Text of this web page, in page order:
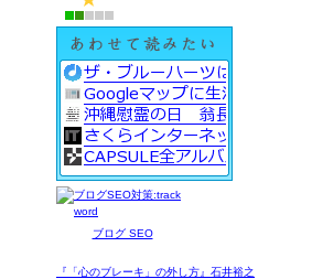
ブログ SEO
『「心のブレーキ」の外し方』石井裕之